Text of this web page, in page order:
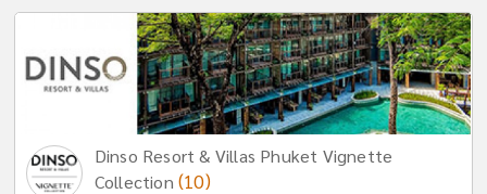
Dinso Resort & Villas Phuket Vignette
Collection (10)